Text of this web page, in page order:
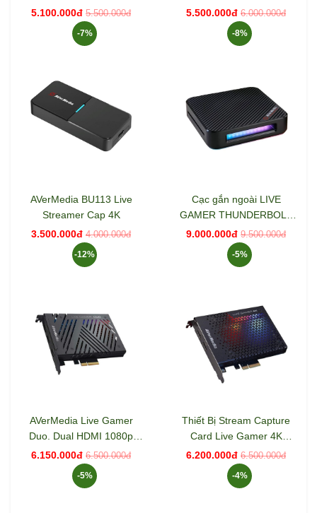
ER330
5.100.000đ 5.500.000đ
-7%
GC551G2
5.500.000đ 6.000.000đ
-8%
AVerMedia BU113 Live
Streamer Cap 4K
3.500.000đ 4.000.000đ
-12%
Cạc gắn ngoài LIVE
GAMER THUNDERBOLT
CAPTURE BOX Avermedia
GC555
9.000.000đ 9.500.000đ
-5%
AVerMedia Live Gamer
Duo. Dual HDMI 1080p
Video Capture Card
(GC570D)
6.150.000đ 6.500.000đ
-5%
Thiết Bị Stream Capture
Card Live Gamer 4K
AverMedia GC573
6.200.000đ 6.500.000đ
-4%